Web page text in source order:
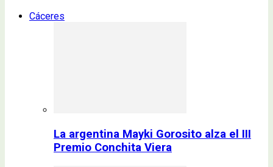
Cáceres
La argentina Mayki Gorosito alza el III
Premio Conchita Viera